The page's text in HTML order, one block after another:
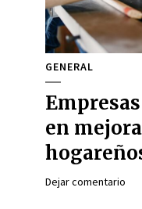
GENERAL
en
Dejar comentario